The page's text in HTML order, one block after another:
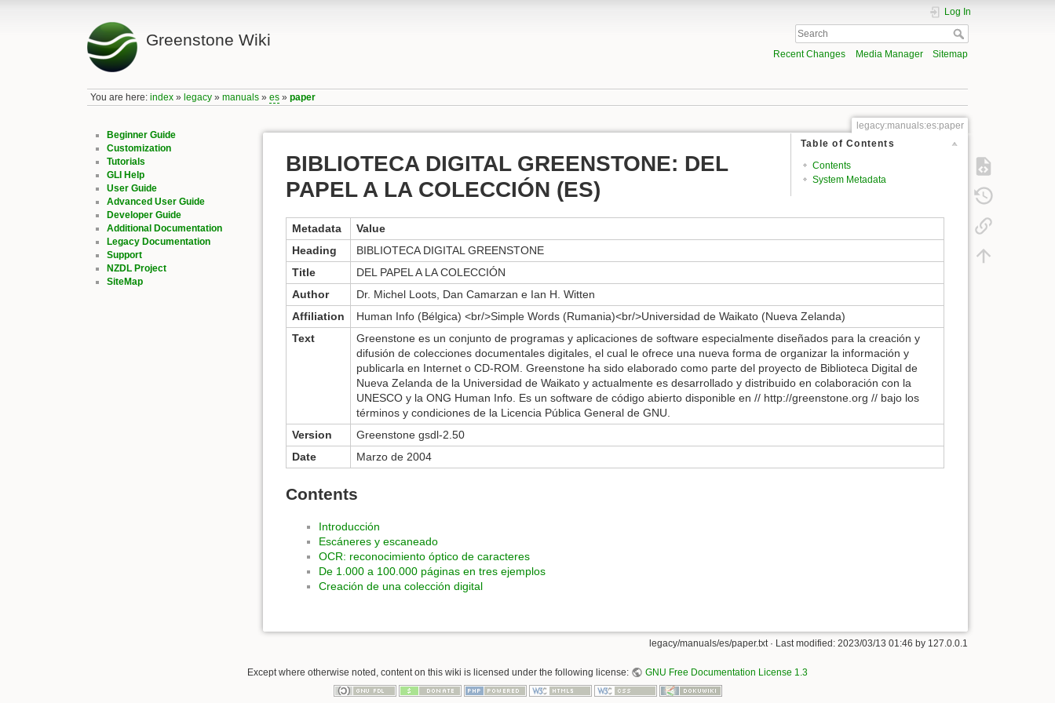
Greenstone Wiki
Log In
Recent Changes Media Manager Sitemap
You are here:index » legacy »manuals »es »paper
Beginner Guide
Customization
Tutorials
GLI Help
User Guide
Advanced User Guide
Developer Guide
Additional Documentation
Legacy Documentation
Support
NZDL Project
SiteMap
legacy:manuals:es:paper
Table of Contents
Contents
System Metadata
BIBLIOTECA DIGITAL GREENSTONE: DEL
PAPEL A LA COLECCIÓN (ES)
Metadata
Value
Heading
BIBLIOTECA DIGITAL GREENSTONE
Title
DEL PAPEL A LA COLECCIÓN
Author
Dr. Michel Loots, Dan Camarzan e Ian H. Witten
Affiliation
Human Info (Bélgica) <br/>Simple Words (Rumania)<br/>Universidad de Waikato (Nueva Zelanda)
Text
Greenstone es un conjunto de programas y aplicaciones de software especialmente diseñados para la creación y
difusión de colecciones documentales digitales, el cual le ofrece una nueva forma de organizar la información y
publicarla en Internet o CD-ROM. Greenstone ha sido elaborado como parte del proyecto de Biblioteca Digital de
Nueva Zelanda de la Universidad de Waikato y actualmente es desarrollado y distribuido en colaboración con la
UNESCO y la ONG Human Info. Es un software de código abierto disponible en // http://greenstone.org // bajo los
términos y condiciones de la Licencia Pública General de GNU.
Version
Greenstone gsdl-2.50
Date
Marzo de 2004
Contents
Introducción
Escáneres y escaneado
OCR: reconocimiento óptico de caracteres
De 1.000 a 100.000 páginas en tres ejemplos
Creación de una colección digital
legacy/manuals/es/paper.txt· Last modified: 2023/03/13 01:46 by 127.0.0.1
Except where otherwise noted, content on this wiki is licensed under the following license: GNU Free Documentation License 1.3